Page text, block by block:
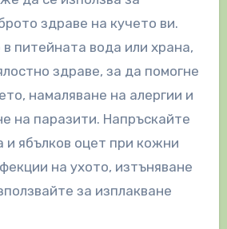
здраве на кучето ви.
питейната вода или храна,
здраве, за да помогне
намаляване на алергии и
на паразити. Напръскайте
и ябълков оцет при кожни
на ухото, изтъняване
за изплакване